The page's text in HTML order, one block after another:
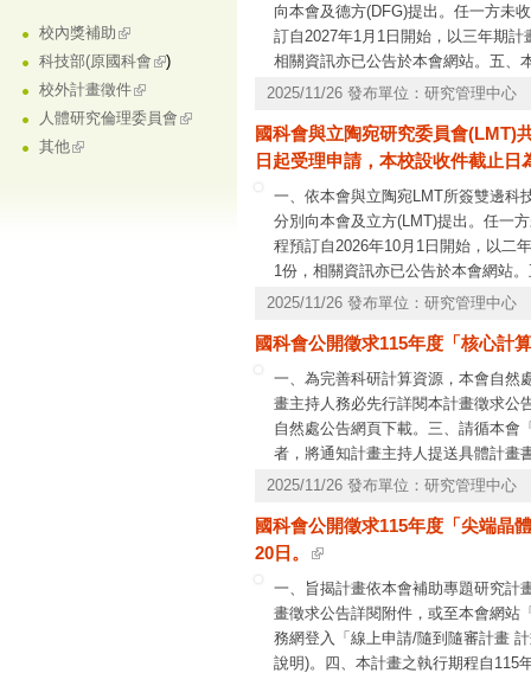
校內獎補助
科技部(原國科會
)
校外計畫徵件
人體研究倫理委員會
其他
向本會及德方(DFG)提出。任一方未
訂自2027年1月1日開始，以三年期
相關資訊亦已公告於本會網站。五、
7150。有關系統操作問題，請洽本會
2025/11/26 發布單位：研究管理中心
國科會與立陶宛研究委員會(LMT)
日起受理申請，本校設收件截止日
一、依本會與立陶宛LMT所簽雙邊科
分別向本會及立方(LMT)提出。任一
程預訂自2026年10月1日開始，以二
1份，相關資訊亦已公告於本會網站
2737-7150。(二)有關系統操作問題
2025/11/26 發布單位：研究管理中心
國科會公開徵求115年度「核心計
一、為完善科研計算資源，本會自然
畫主持人務必先行詳閱本計畫徵求公
自然處公告網頁下載。三、請循本會
者，將通知計畫主持人提送具體計畫
系統操作問題，請洽本會資訊系統服
2025/11/26 發布單位：研究管理中心
國科會公開徵求115年度「尖端晶
20日。
一、旨揭計畫依本會補助專題研究計
畫徵求公告詳閱附件，或至本會網站
務網登入「線上申請/隨到隨審計畫
說明)。四、本計畫之執行期程自115